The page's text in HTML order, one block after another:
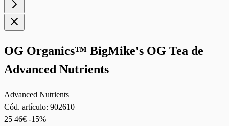
OG Organics™ BigMike's OG Tea de
Advanced Nutrients
Advanced Nutrients
Cód. artículo: 902610
25 46€ -15%